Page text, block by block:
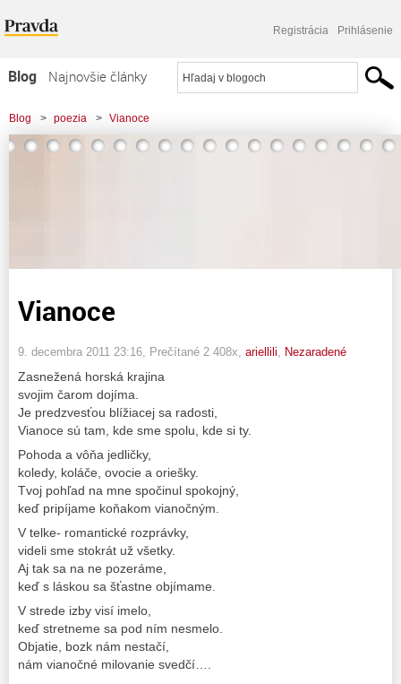
Registrácia Prihlásenie
Blog
Najnovšie články
Najčítanejšie články
Najkomentovanejšie články
Blog > poezia > Vianoce
Vianoce
9. decembra 2011 23:16 , Prečítané 2 408x, ariellili Nezaradené
Zasnežená horská krajina
svojim čarom dojíma.
Je predzvesťou blížiacej sa radosti,
Vianoce sú tam, kde sme spolu, kde si ty.
Pohoda a vôňa jedličky,
koledy, koláče, ovocie a oriešky.
Tvoj pohľad na mne spočinul spokojný,
keď pripíjame koňakom vianočným.
V telke- romantické rozprávky,
videli sme stokrát už všetky.
Aj tak sa na ne pozeráme,
keď s láskou sa šťastne objímame.
V strede izby visí imelo,
keď stretneme sa pod ním nesmelo.
Objatie, bozk nám nestačí,
nám vianočné milovanie svedčí….